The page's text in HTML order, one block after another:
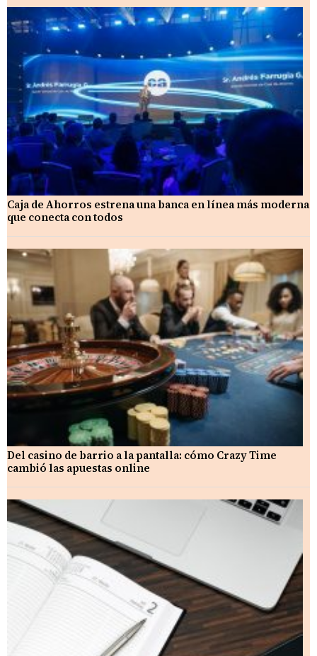
Caja de Ahorros estrena una banca en línea más moderna
que conecta con todos
Del casino de barrio a la pantalla: cómo Crazy Time
cambió las apuestas online